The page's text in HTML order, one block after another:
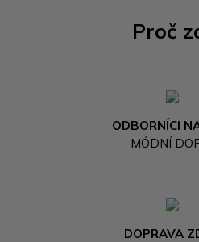
Proč
ODBORNÍCI
MÓDNÍ
DOPRAVA